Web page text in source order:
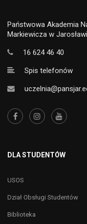
Państwowa Akademia
Markiewicza w
16 624 46 40
Spis telefonów
DLA STUDENTÓW
USOS
Dział Obsługi Studentów
Biblioteka